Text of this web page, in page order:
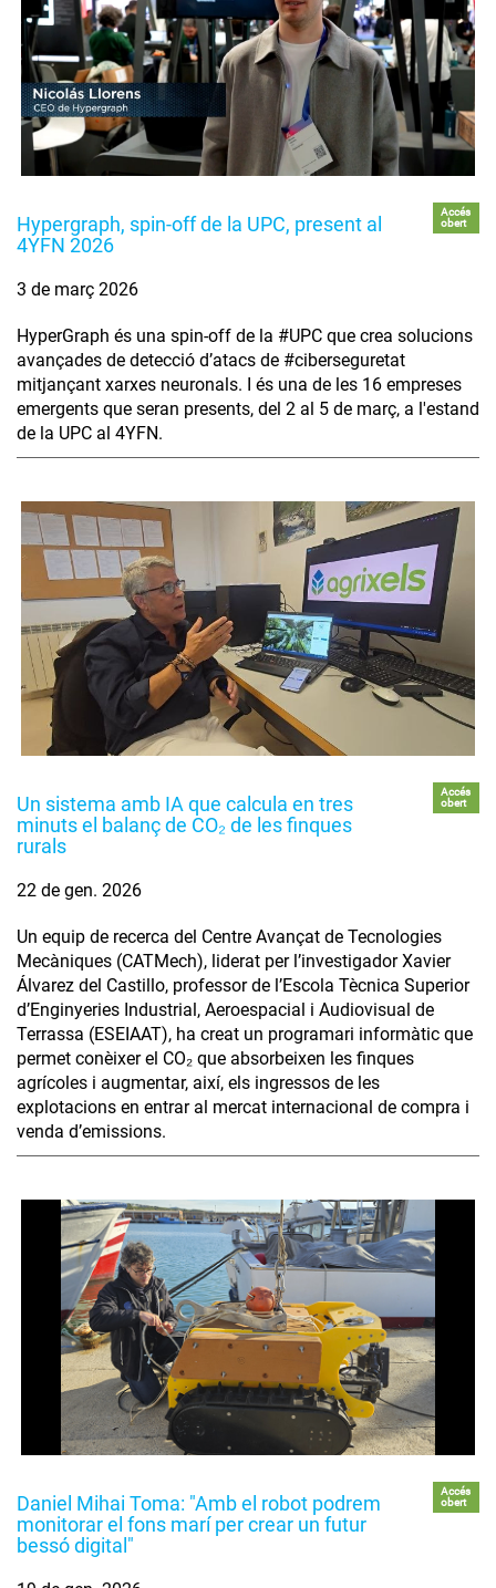
Hypergraph, spin-off de la UPC, present al
4YFN 2026
Accés
obert
3 de març 2026
HyperGraph és una spin-off de la #UPC que crea solucions
avançades de detecció d’atacs de #ciberseguretat
mitjançant xarxes neuronals. I és una de les 16 empreses
emergents que seran presents, del 2 al 5 de març, a l'estand
de la UPC al 4YFN.
Un sistema amb IA que calcula en tres
minuts el balanç de CO₂ de les finques
rurals
Accés
obert
22 de gen. 2026
Un equip de recerca del Centre Avançat de Tecnologies
Mecàniques (CATMech), liderat per l’investigador Xavier
Álvarez del Castillo, professor de l’Escola Tècnica Superior
d’Enginyeries Industrial, Aeroespacial i Audiovisual de
Terrassa (ESEIAAT), ha creat un programari informàtic que
permet conèixer el CO₂ que absorbeixen les finques
agrícoles i augmentar, així, els ingressos de les
explotacions en entrar al mercat internacional de compra i
venda d’emissions.
Daniel Mihai Toma: "Amb el robot podrem
monitorar el fons marí per crear un futur
bessó digital"
Accés
obert